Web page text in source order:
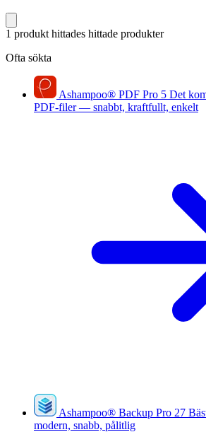
1 produkt hittades hittade produkter
Ofta sökta
Ashampoo® PDF Pro 5 Det
PDF-filer — snabbt, kraftfullt, enkelt
Ashampoo® Backup Pro 27
modern, snabb, pålitlig